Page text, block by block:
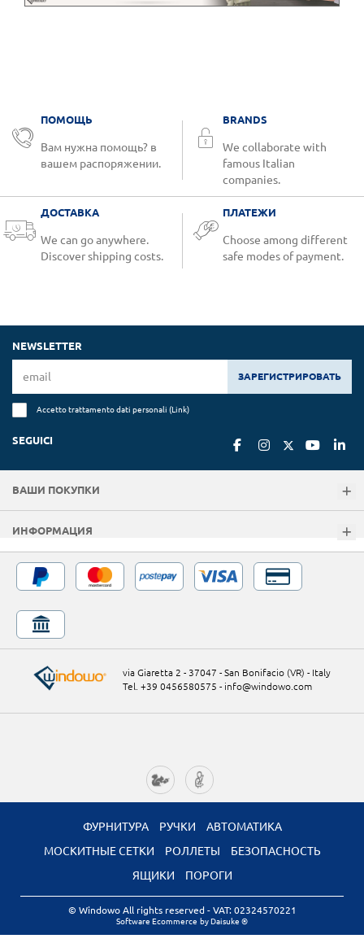
ПОМОЩЬ
Вам нужна помощь? в
вашем распоряжении.
BRANDS
We collaborate with
famous Italian
companies.
ДОСТАВКА
We can go anywhere.
Discover shipping costs.
ПЛАТЕЖИ
Choose among different
safe modes of payment.
NEWSLETTER
ЗАРЕГИСТРИРОВАТЬ
Accetto trattamento dati personali (Link)
SEGUICI
ВАШИ ПОКУПКИ
ИНФОРМАЦИЯ
via Giaretta 2 - 37047 - San Bonifacio (VR) - Italy
Tel. +39 0456580575 - info@windowo.com
ФУРНИТУРА РУЧКИ
АВТОМАТИКА
МОСКИТНЫЕ СЕТКИ
РОЛЛЕТЫ
БЕЗОПАСНОСТЬ
ЯЩИКИ
ПОРОГИ
© Windowo All rights reserved - VAT: 02324570221
Software Ecommerce by Daisuke ®